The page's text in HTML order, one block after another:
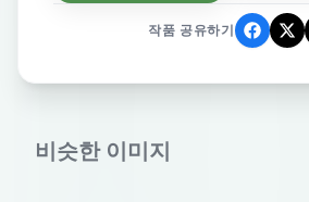
작품 공유하기
비슷한 이미지